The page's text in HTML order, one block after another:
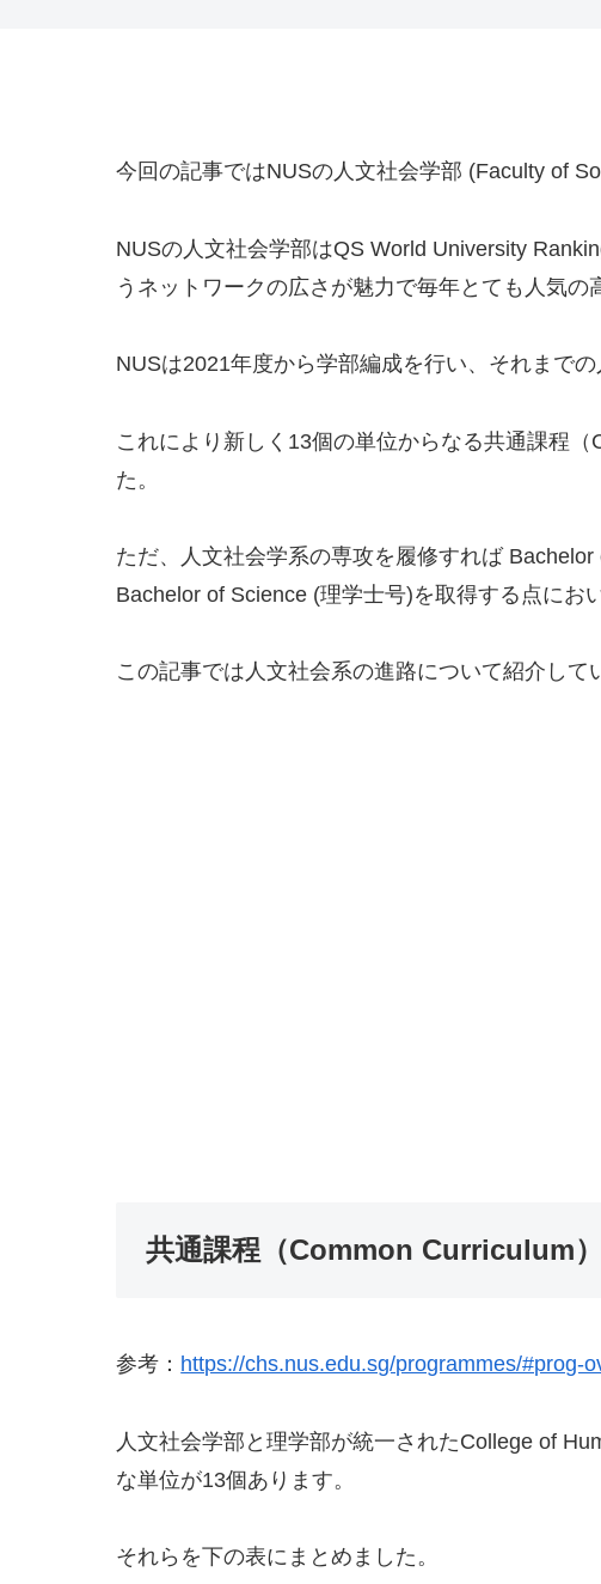
今回の記事ではNUSの人文社会学部 (Faculty of
NUSの人文社会学部はQS World University
うネットワークの広さが魅力で毎年とても人気の
NUSは2021年度から学部編成を行い、それまで
これにより新しく13個の単位からなる共通課程
た。
ただ、人文社会学系の専攻を履修すれば
Bachelor of Science (理学士号)を取得する点にお
この記事では人文社会系の進路について紹介して
共通課程（Common Curriculum）
参考： https://chs.nus.edu.sg/programmes/#prog-
人文社会学部と理学部が統一されたCollege of
な単位が13個あります。
それらを下の表にまとめました。